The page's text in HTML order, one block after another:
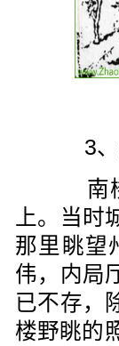
3
南楼
上。当
那里眺望
伟，内局
已不存，
楼野眺的